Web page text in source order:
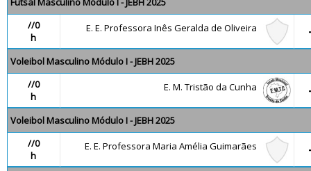
//0
h
E. E. Professora Inês Geralda de Oliveira
Voleibol Masculino Módulo I - JEBH 2025
//0
h
E. M. Tristão da Cunha
Voleibol Masculino Módulo I - JEBH 2025
//0
h
E. E. Professora Maria Amélia Guimarães